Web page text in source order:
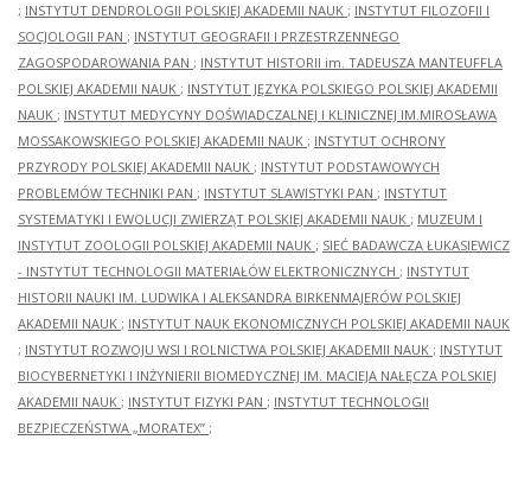
; INSTYTUT DENDROLOGII POLSKIEJ AKADEMII NAUK ; INSTYTUT FILOZOFII I
SOCJOLOGII PAN ; INSTYTUT GEOGRAFII I PRZESTRZENNEGO
ZAGOSPODAROWANIA PAN ; INSTYTUT HISTORII im. TADEUSZA MANTEUFFLA
POLSKIEJ AKADEMII NAUK ; INSTYTUT JĘZYKA POLSKIEGO POLSKIEJ AKADEMII
NAUK ; INSTYTUT MEDYCYNY DOŚWIADCZALNEJ I KLINICZNEJ IM.MIROSŁAWA
MOSSAKOWSKIEGO POLSKIEJ AKADEMII NAUK ; INSTYTUT OCHRONY
PRZYRODY POLSKIEJ AKADEMII NAUK ; INSTYTUT PODSTAWOWYCH
PROBLEMÓW TECHNIKI PAN ; INSTYTUT SLAWISTYKI PAN ; INSTYTUT
SYSTEMATYKI I EWOLUCJI ZWIERZĄT POLSKIEJ AKADEMII NAUK ; MUZEUM I
INSTYTUT ZOOLOGII POLSKIEJ AKADEMII NAUK ; SIEĆ BADAWCZA ŁUKASIEWICZ
- INSTYTUT TECHNOLOGII MATERIAŁÓW ELEKTRONICZNYCH ; INSTYTUT
HISTORII NAUKI IM. LUDWIKA I ALEKSANDRA BIRKENMAJERÓW POLSKIEJ
AKADEMII NAUK ; INSTYTUT NAUK EKONOMICZNYCH POLSKIEJ AKADEMII NAUK
; INSTYTUT ROZWOJU WSI I ROLNICTWA POLSKIEJ AKADEMII NAUK ; INSTYTUT
BIOCYBERNETYKI I INŻYNIERII BIOMEDYCZNEJ IM. MACIEJA NAŁĘCZA POLSKIEJ
AKADEMII NAUK ; INSTYTUT FIZYKI PAN ; INSTYTUT TECHNOLOGII
BEZPIECZEŃSTWA „MORATEX” ;